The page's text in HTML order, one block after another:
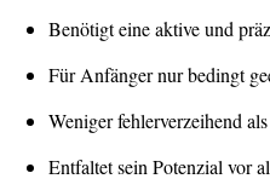
Benötigt eine aktive und
Für Anfänger nur bedingt
Weniger fehlerverzeihend
Entfaltet sein Potenzial vor